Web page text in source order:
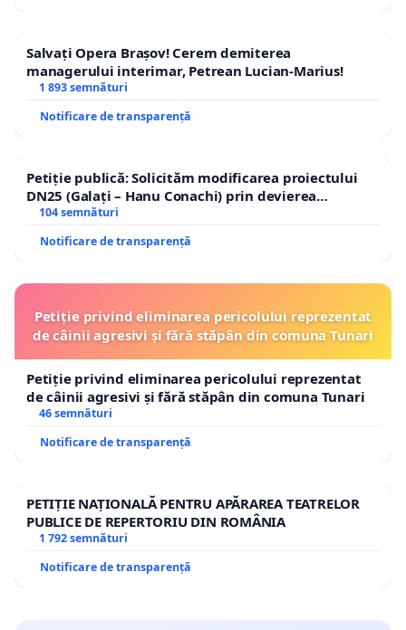
Salvați Opera Brașov! Cerem demiterea
managerului interimar, Petrean Lucian-Marius!
1 893 semnături
Notificare de transparență
Petiție publică: Solicităm modificarea proiectului
DN25 (Galați – Hanu Conachi) prin devierea
traseului în afara localităților!
104 semnături
Notificare de transparență
Petiție privind eliminarea pericolului reprezentat
de câinii agresivi și fără stăpân din comuna Tunari
Petiție privind eliminarea pericolului reprezentat
de câinii agresivi și fără stăpân din comuna Tunari
46 semnături
Notificare de transparență
PETIȚIE NAȚIONALĂ PENTRU APĂRAREA TEATRELOR
PUBLICE DE REPERTORIU DIN ROMÂNIA
1 792 semnături
Notificare de transparență